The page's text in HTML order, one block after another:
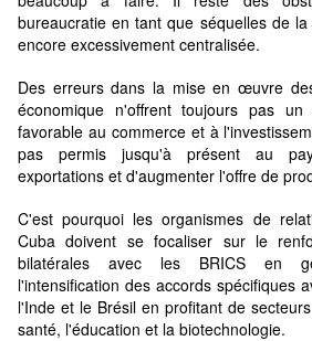
bureaucratie en tant que séquelles de
encore excessivement centralisée.
Des erreurs dans la mise en œuvre
économique n'offrent toujours pas un
favorable au commerce et à
pas permis jusqu'à présent au
exportations et d'augmenter l'offre de
C'est pourquoi les organismes de
Cuba doivent se focaliser sur le
bilatérales avec les BRICS en
l'intensification des accords spécifiques
l'Inde et le Brésil en profitant de
santé, l'éducation et la biotechnologie.